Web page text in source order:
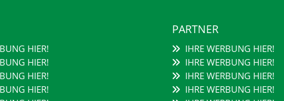
HIER!
HIER!
HIER!
HIER!
PARTNER
IHRE WERBUNG HIER!
IHRE WERBUNG HIER!
IHRE WERBUNG HIER!
IHRE WERBUNG HIER!